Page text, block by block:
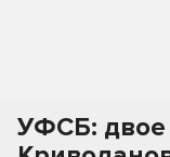
УФСБ: двое